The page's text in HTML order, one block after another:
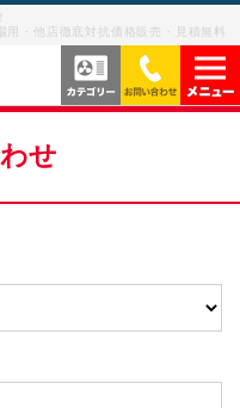
・他店徹底対抗価格販売・見積無料
エアコン
せ